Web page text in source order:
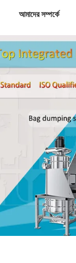
আমাদের সম্পর্কে